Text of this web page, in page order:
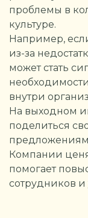
проблемы в
культуре.
Например,
из-за
может стать
внутри
На выходном
поделиться
Компании
помогает
сотрудников